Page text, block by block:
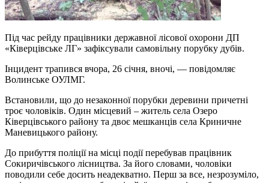
Під час рейду працівники державної лісової охорони ДП
«Ківерцівське ЛГ» зафіксували самовільну порубку дубів.
Інцидент трапився вчора, 26 січня, вночі, — повідомляє
Волинське ОУЛМГ.
Встановили, що до незаконної порубки деревини причетні
троє чоловіків. Один місцевий – житель села Озеро
Ківерцівського району та двоє мешканців села Криничне
Маневицького району.
До прибуття поліції на місці події перебував працівник
Сокиричівського лісництва. За його словами, чоловіки
поводили себе досить неадекватно. Перш за все, незрозуміло,